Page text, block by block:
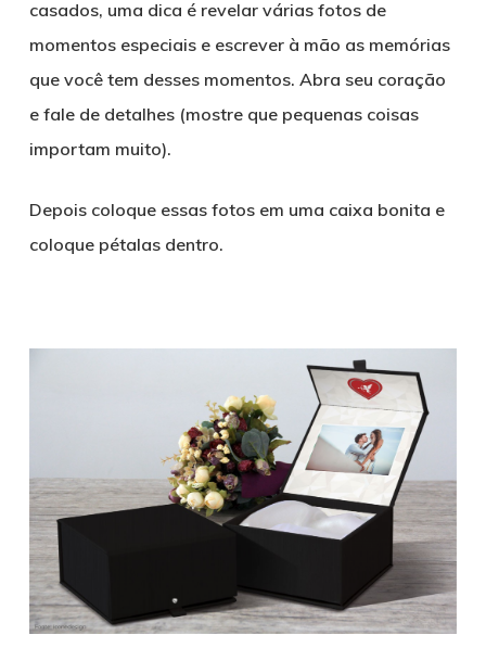
casados, uma dica é revelar várias fotos de
momentos especiais e escrever à mão as memórias
que você tem desses momentos. Abra seu coração
e fale de detalhes (mostre que pequenas coisas
importam muito).
Depois coloque essas fotos em uma caixa bonita e
coloque pétalas dentro.